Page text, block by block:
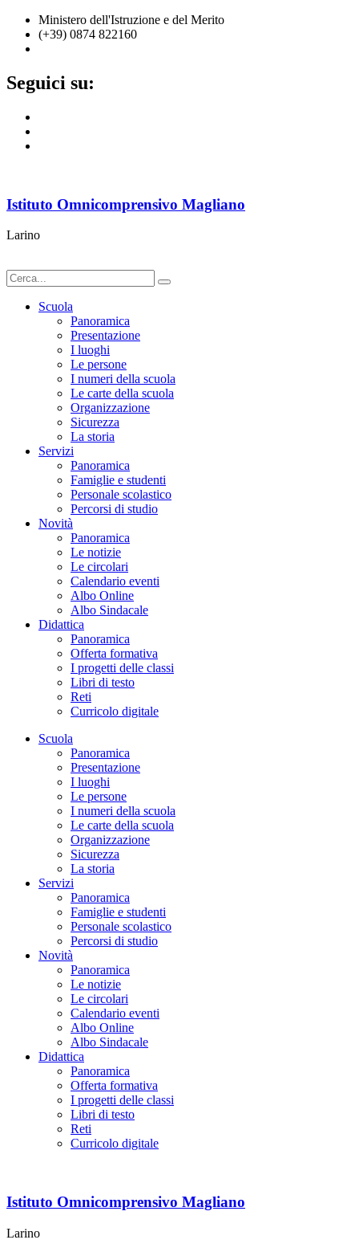
Ministero dell'Istruzione e del Merito
(+39) 0874 822160
Seguici su:
Istituto Omnicomprensivo Magliano
Larino
Scuola
Panoramica
Presentazione
I luoghi
Le persone
I numeri della scuola
Le carte della scuola
Organizzazione
Sicurezza
La storia
Servizi
Panoramica
Famiglie e studenti
Personale scolastico
Percorsi di studio
Novità
Panoramica
Le notizie
Le circolari
Calendario eventi
Albo Online
Albo Sindacale
Didattica
Panoramica
Offerta formativa
I progetti delle classi
Libri di testo
Reti
Curricolo digitale
Scuola
Panoramica
Presentazione
I luoghi
Le persone
I numeri della scuola
Le carte della scuola
Organizzazione
Sicurezza
La storia
Servizi
Panoramica
Famiglie e studenti
Personale scolastico
Percorsi di studio
Novità
Panoramica
Le notizie
Le circolari
Calendario eventi
Albo Online
Albo Sindacale
Didattica
Panoramica
Offerta formativa
I progetti delle classi
Libri di testo
Reti
Curricolo digitale
Istituto Omnicomprensivo Magliano
Larino